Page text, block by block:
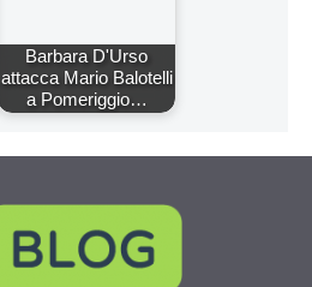
Barbara D'Urso
attacca Mario Balotelli
a Pomeriggio…